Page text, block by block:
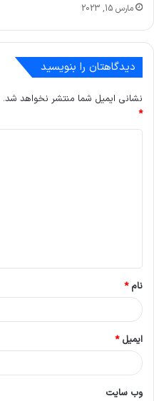
مارس 15, 2023
دیدگاهتان را بنویسید
نشانی ایمیل شما منتشر نخواهد شد.
*
*
نام*
ایمیل*
وب‌ سایت